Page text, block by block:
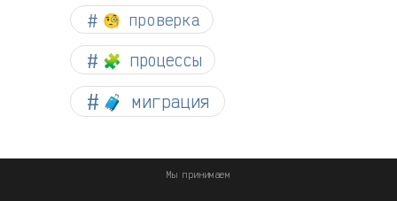
🧐 проверка
🧩 процессы
🧳 миграция
Мы принимаем